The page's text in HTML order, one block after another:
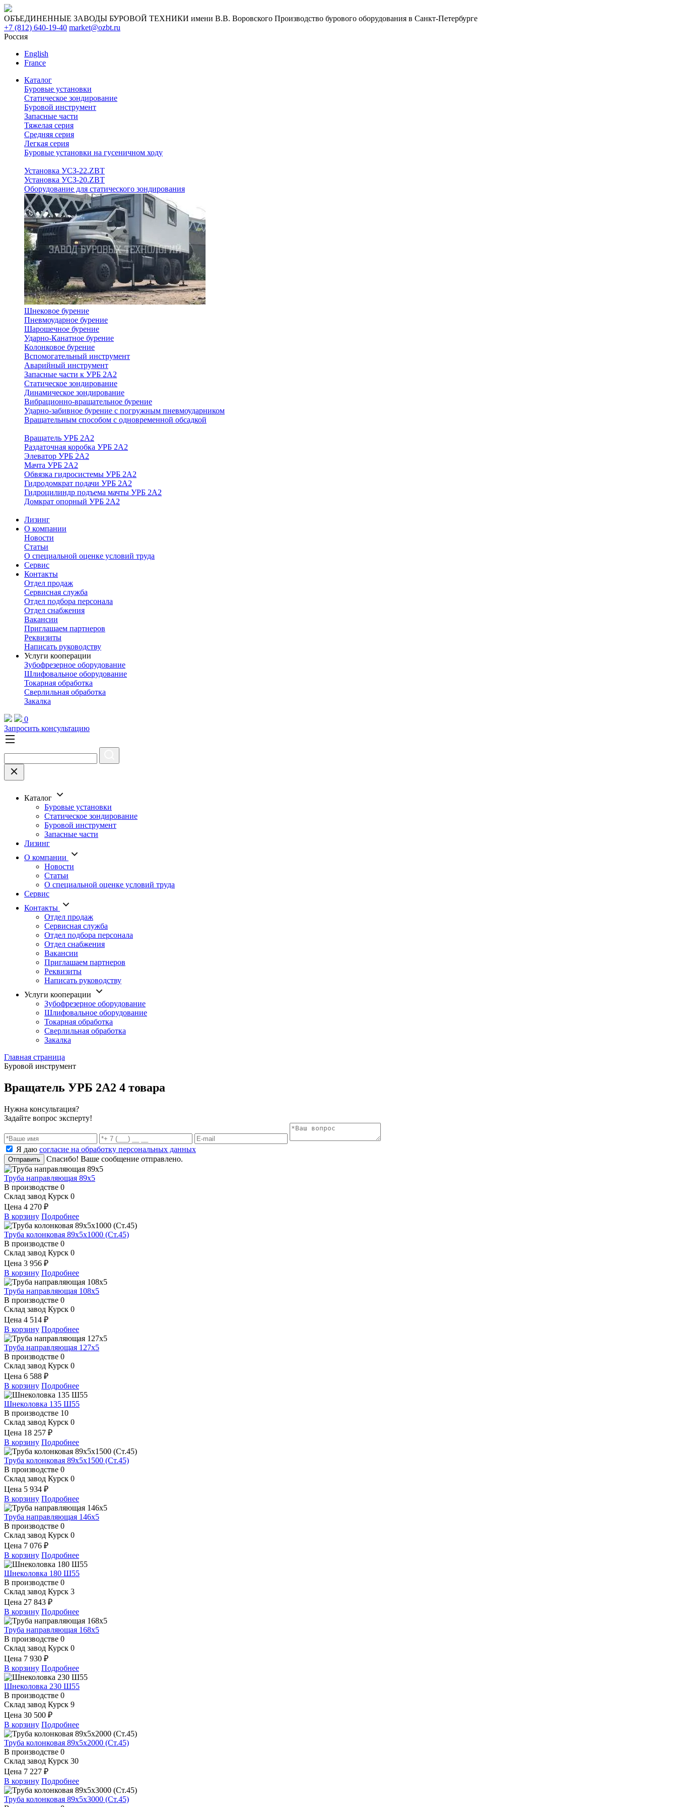
ОБЪЕДИНЕННЫЕ ЗАВОДЫ БУРОВОЙ ТЕХНИКИ имени В.В. Воровского Производство бурового оборудования в Санкт-Петербурге
+7 (812) 640-19-40 market@ozbt.ru
Россия
English
France
Каталог
Буровые установки
Статическое зондирование
Буровой инструмент
Запасные части
Тяжелая серия
Средняя серия
Легкая серия
Буровые установки на гусеничном ходу
Установка УСЗ-22.ZBT
Установка УСЗ-20.ZBT
Оборудование для статического зондирования
Шнековое бурение
Пневмоударное бурение
Шарошечное бурение
Ударно-Канатное бурение
Колонковое бурение
Вспомогательный инструмент
Аварийный инструмент
Запасные части к УРБ 2А2
Статическое зондирование
Динамическое зондирование
Вибрационно-вращательное бурение
Ударно-забивное бурение с погружным пневмоударником
Вращательным способом с одновременной обсадкой
Вращатель УРБ 2А2
Раздаточная коробка УРБ 2А2
Элеватор УРБ 2А2
Мачта УРБ 2А2
Обвязка гидросистемы УРБ 2А2
Гидродомкрат подачи УРБ 2А2
Гидроцилиндр подъема мачты УРБ 2А2
Домкрат опорный УРБ 2А2
Лизинг
О компании
Новости
Статьи
О специальной оценке условий труда
Сервис
Контакты
Отдел продаж
Сервисная служба
Отдел подбора персонала
Отдел снабжения
Вакансии
Приглашаем партнеров
Реквизиты
Написать руководству
Услуги кооперации
Зубофрезерное оборудование
Шлифовальное оборудование
Токарная обработка
Cверлильная обработка
Закалка
0
Запросить консультацию
Каталог
Буровые установки
Статическое зондирование
Буровой инструмент
Запасные части
Лизинг
О компании
Новости
Статьи
О специальной оценке условий труда
Сервис
Контакты
Отдел продаж
Сервисная служба
Отдел подбора персонала
Отдел снабжения
Вакансии
Приглашаем партнеров
Реквизиты
Написать руководству
Услуги кооперации
Зубофрезерное оборудование
Шлифовальное оборудование
Токарная обработка
Cверлильная обработка
Закалка
Главная страница
Буровой инструмент
Вращатель УРБ 2А2 4 товара
Нужна консультация?
Задайте вопрос эксперту!
Я даю согласие на обработку персональных данных
Отправить Спасибо! Ваше сообщение отправлено.
Труба направляющая 89х5
В производстве 0
Склад завод Курск 0
Цена 4 270 ₽
В корзину Подробнее
Труба колонковая 89х5х1000 (Ст.45)
В производстве 0
Склад завод Курск 0
Цена 3 956 ₽
В корзину Подробнее
Труба направляющая 108х5
В производстве 0
Склад завод Курск 0
Цена 4 514 ₽
В корзину Подробнее
Труба направляющая 127х5
В производстве 0
Склад завод Курск 0
Цена 6 588 ₽
В корзину Подробнее
Шнеколовка 135 Ш55
В производстве 10
Склад завод Курск 0
Цена 18 257 ₽
В корзину Подробнее
Труба колонковая 89х5х1500 (Ст.45)
В производстве 0
Склад завод Курск 0
Цена 5 934 ₽
В корзину Подробнее
Труба направляющая 146х5
В производстве 0
Склад завод Курск 0
Цена 7 076 ₽
В корзину Подробнее
Шнеколовка 180 Ш55
В производстве 0
Склад завод Курск 3
Цена 27 843 ₽
В корзину Подробнее
Труба направляющая 168х5
В производстве 0
Склад завод Курск 0
Цена 7 930 ₽
В корзину Подробнее
Шнеколовка 230 Ш55
В производстве 0
Склад завод Курск 9
Цена 30 500 ₽
В корзину Подробнее
Труба колонковая 89х5х2000 (Ст.45)
В производстве 0
Склад завод Курск 30
Цена 7 227 ₽
В корзину Подробнее
Труба колонковая 89х5х3000 (Ст.45)